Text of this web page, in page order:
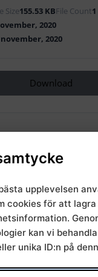
Size155.53 KBFile Count1
2020
november, 2020
Download
& TAGS
, RPO Lung- och
, SRVN
upplevelsen
cookies för att
kan vi
unika ID:n på